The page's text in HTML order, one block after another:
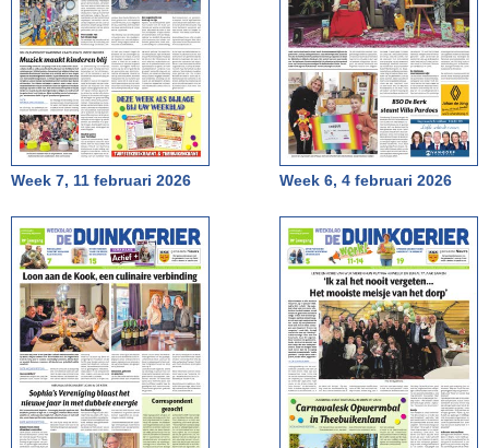
Week 7, 11 februari 2026 Week 6, 4 februari 2026